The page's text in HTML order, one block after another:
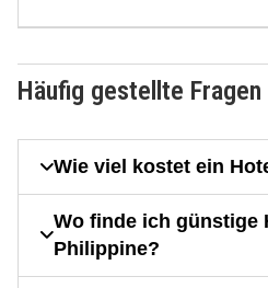
Häufig gestellte Fragen
Wie viel kostet ein
Wo finde ich günstige
Philippine?